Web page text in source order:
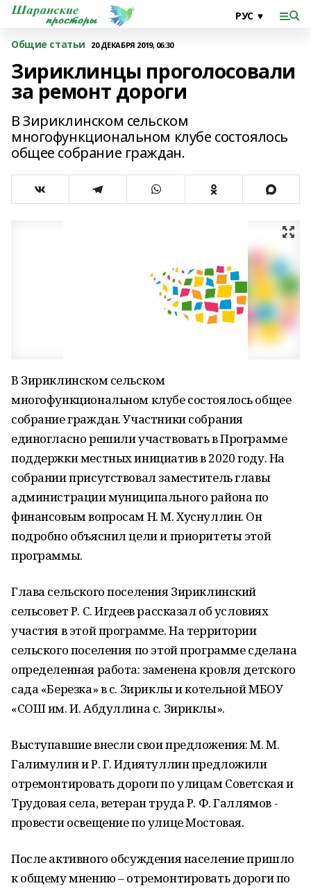
Общие статьи 20 ДЕКАБРЯ 2019, 06:30
Зириклинцы проголосовали
за ремонт дороги
В Зириклинском сельском
многофункциональном клубе состоялось
общее собрание граждан.
В Зириклинском сельском
многофункциональном клубе состоялось общее
собрание граждан. Участники собрания
единогласно решили участвовать в Программе
поддержки местных инициатив в 2020 году. На
собрании присутствовал заместитель главы
администрации муниципального района по
финансовым вопросам Н. М. Хуснуллин. Он
подробно объяснил цели и приоритеты этой
программы.
Глава сельского поселения Зириклинский
сельсовет Р. С. Игдеев рассказал об условиях
участия в этой программе. На территории
сельского поселения по этой программе сделана
определенная работа: заменена кровля детского
сада «Березка» в с. Зириклы и котельной МБОУ
«СОШ им. И. Абдуллина с. Зириклы».
Выступавшие внесли свои предложения: М. М.
Галимулин и Р. Г. Идиятуллин предложили
отремонтировать дороги по улицам Советская и
Трудовая села, ветеран труда Р. Ф. Галлямов -
провести освещение по улице Мостовая.
После активного обсуждения население пришло
к общему мнению – отремонтировать дороги по